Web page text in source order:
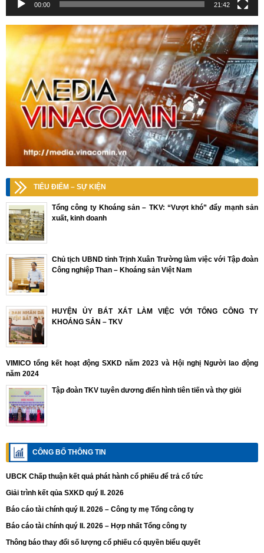
00:00 21:42
TIÊU ĐIỂM – SỰ KIỆN
Tổng công ty Khoáng sản – TKV: “Vượt khó” đẩy mạnh sản
xuất, kinh doanh
Chủ tịch UBND tỉnh Trịnh Xuân Trường làm việc với Tập đoàn
Công nghiệp Than – Khoáng sản Việt Nam
HUYỆN ỦY BÁT XÁT LÀM VIỆC VỚI TỔNG CÔNG TY
KHOÁNG SẢN – TKV
VIMICO tổng kết hoạt động SXKD năm 2023 và Hội nghị Người lao động
năm 2024
Tập đoàn TKV tuyên dương điển hình tiên tiến và thợ giỏi
CÔNG BỐ THÔNG TIN
UBCK Chấp thuận kết quả phát hành cổ phiếu để trả cổ tức
Giải trình kết qủa SXKD quý II. 2026
Báo cáo tài chính quý II. 2026 – Công ty mẹ Tổng công ty
Báo cáo tài chính quý II. 2026 – Hợp nhất Tổng công ty
Thông báo thay đổi số lượng cổ phiếu có quyền biểu quyết